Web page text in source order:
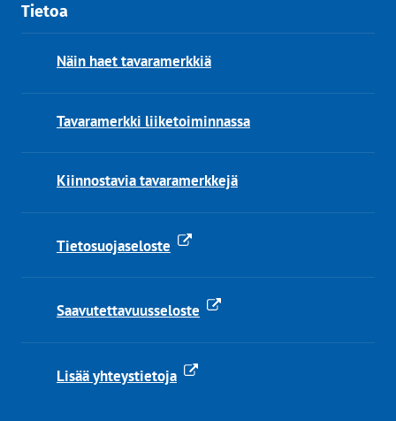
Tietoa
Näin haet tavaramerkkiä
Tavaramerkki liiketoiminnassa
Kiinnostavia tavaramerkkejä
Tietosuojaseloste
Saavutettavuusseloste
Lisää yhteystietoja